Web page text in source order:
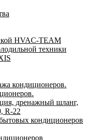
HVAC-TEAM
техники
кондиционеров.
дренажный шланг,
R-22
кондиционеров